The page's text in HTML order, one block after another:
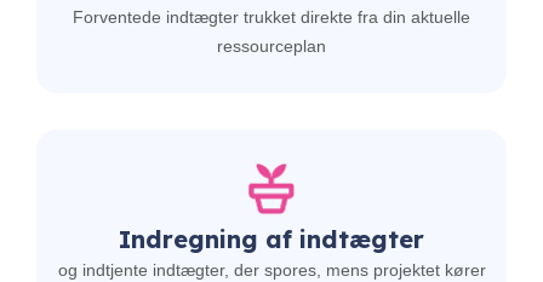
Forventede indtægter trukket direkte fra din aktuelle
ressourceplan
Indregning af indtægter
og indtjente indtægter, der spores, mens projektet kører